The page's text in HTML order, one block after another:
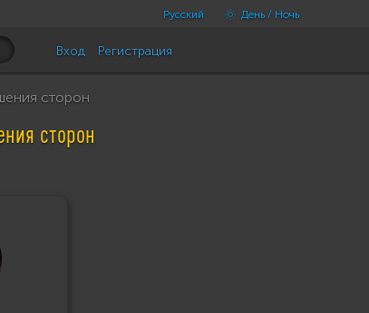
Русский День / Ночь
Вход Регистрация
сторон
сторон